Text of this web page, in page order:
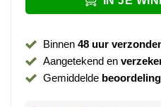
Binnen 48 uur
Aangetekend en
Gemiddelde